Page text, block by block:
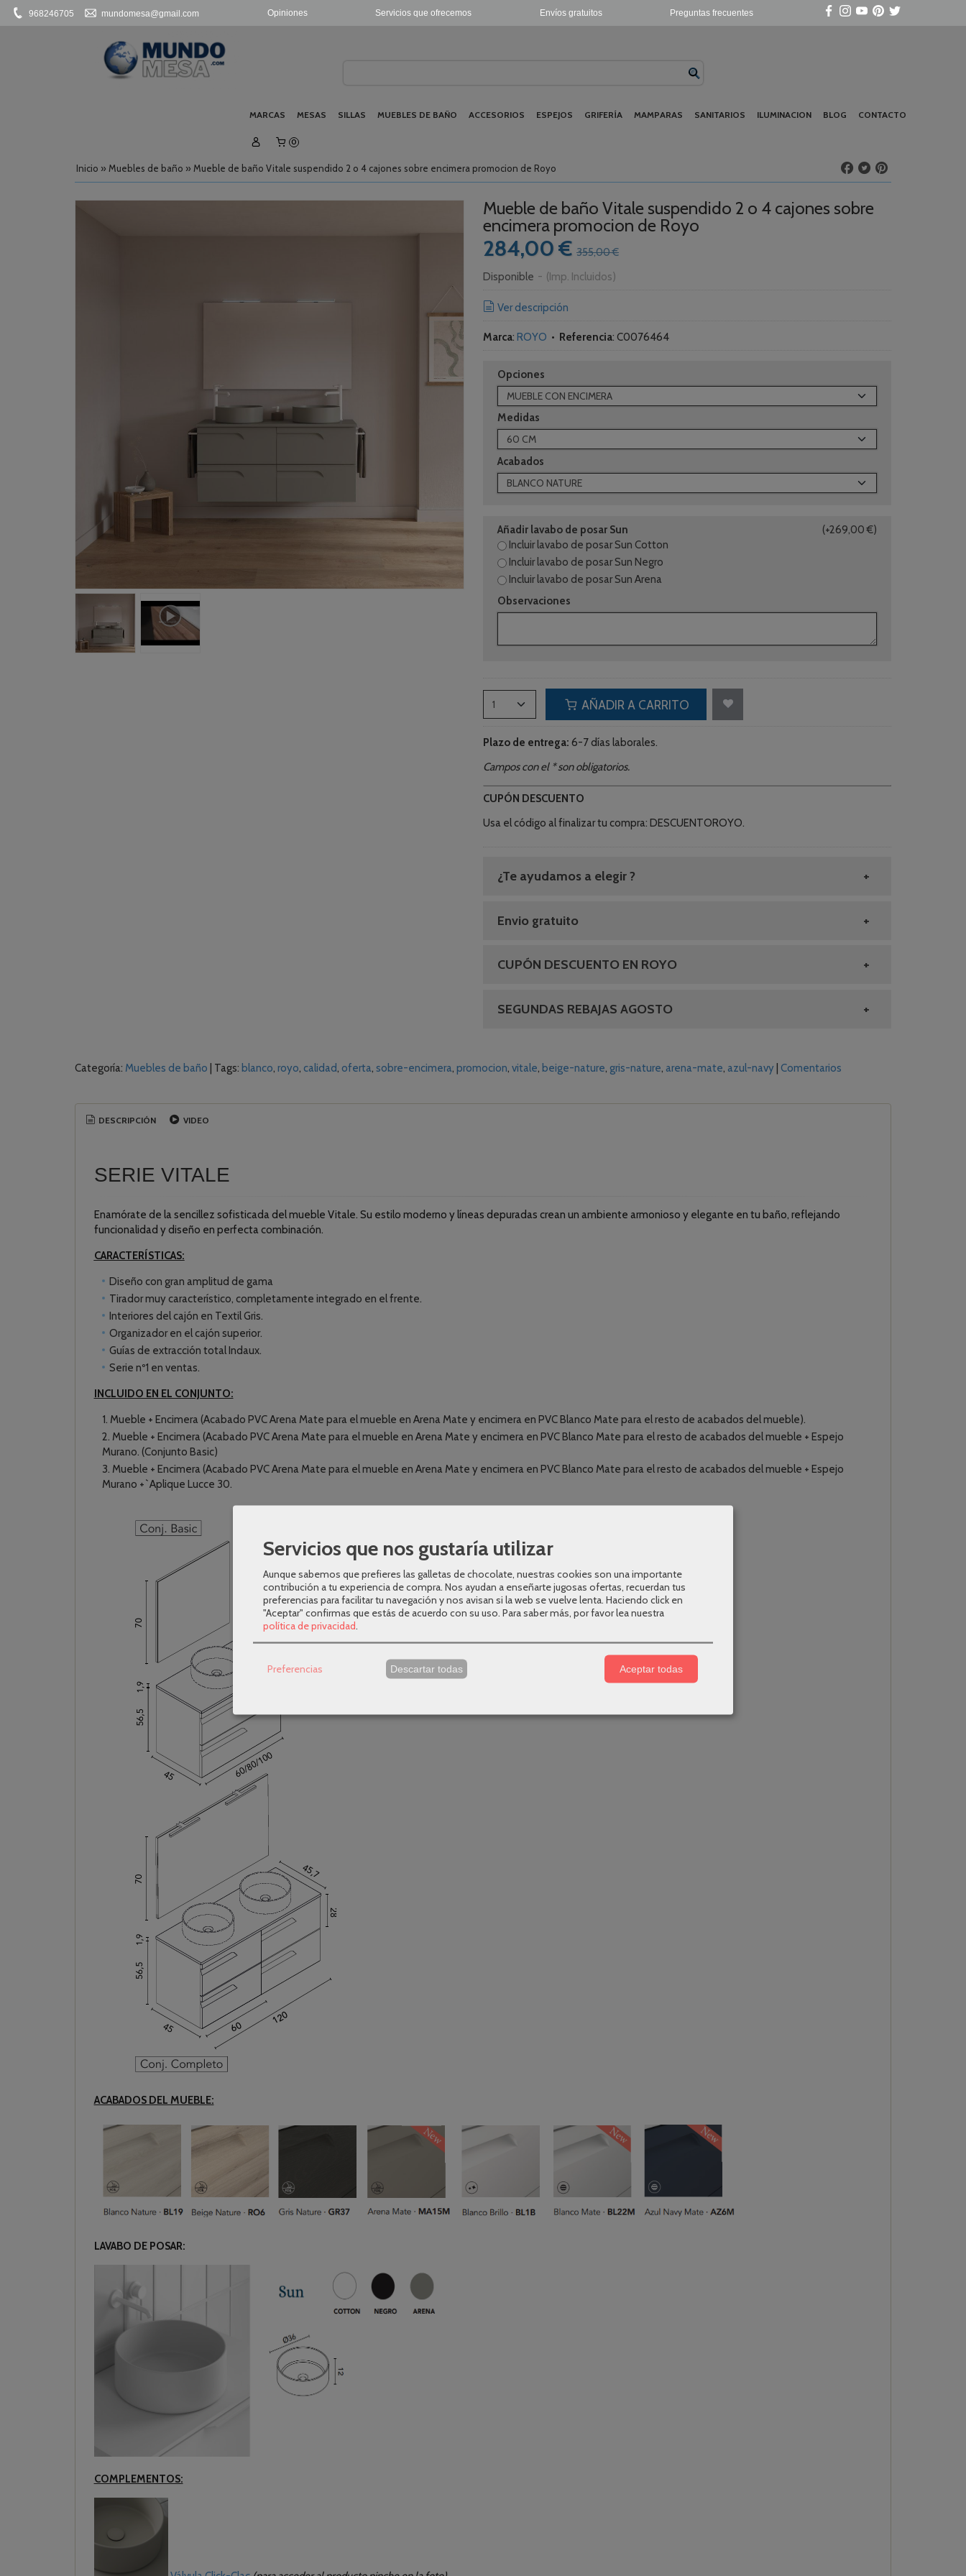
Preguntas frecuentes
Envíos gratuitos
Servicios que ofrecemos
Opiniones
968246705 mundomesa@gmail.com
MARCAS MESAS SILLAS MUEBLES DE BAÑO ACCESORIOS ESPEJOS GRIFERÍA MAMPARAS SANITARIOS ILUMINACION BLOG CONTACTO
0
Inicio » Muebles de baño » Mueble de baño Vitale suspendido 2 o 4 cajones sobre encimera promocion de Royo
Mueble de baño Vitale suspendido 2 o 4 cajones sobre
encimera promocion de Royo
284,00 € 355,00 €
Disponible - (Imp. Incluidos)
Ver descripción
Marca: ROYO • Referencia: C0076464
Opciones
Medidas
Acabados
Añadir lavabo de posar Sun
(+269,00 €)
Incluir lavabo de posar Sun Cotton
Incluir lavabo de posar Sun Negro
Incluir lavabo de posar Sun Arena
Observaciones
AÑADIR A CARRITO
Plazo de entrega: 6-7 días laborales.
Campos con el * son obligatorios.
CUPÓN DESCUENTO
Usa el código al finalizar tu compra: DESCUENTOROYO.
¿Te ayudamos a elegir ?
Envio gratuito
CUPÓN DESCUENTO EN ROYO
SEGUNDAS REBAJAS AGOSTO
Categoría: Muebles de baño Tags: blanco royo calidad oferta sobre-encimera promocion vitale beige-nature gris-nature arena-mate azul-navy Comentarios
DESCRIPCIÓN VIDEO
SERIE VITALE
Enamórate de la sencillez sofisticada del mueble Vitale. Su estilo moderno y líneas depuradas crean un ambiente armonioso y elegante en tu baño, reflejando
funcionalidad y diseño en perfecta combinación.
CARACTERÍSTICAS:
Diseño con gran amplitud de gama
Tirador muy característico, completamente integrado en el frente.
Interiores del cajón en Textil Gris.
Organizador en el cajón superior.
Guías de extracción total Indaux.
Serie nº1 en ventas.
INCLUIDO EN EL CONJUNTO:
Mueble + Encimera (Acabado PVC Arena Mate para el mueble en Arena Mate y encimera en PVC Blanco Mate para el resto de acabados del mueble).
Mueble + Encimera (Acabado PVC Arena Mate para el mueble en Arena Mate y encimera en PVC Blanco Mate para el resto de acabados del mueble + Espejo
Murano. (Conjunto Basic)
Mueble + Encimera (Acabado PVC Arena Mate para el mueble en Arena Mate y encimera en PVC Blanco Mate para el resto de acabados del mueble + Espejo
Murano +`Aplique Lucce 30.
ACABADOS DEL MUEBLE:
LAVABO DE POSAR:
COMPLEMENTOS:
Servicios que nos gustaría utilizar
Aunque sabemos que prefieres las galletas de chocolate, nuestras cookies son una importante
contribución a tu experiencia de compra. Nos ayudan a enseñarte jugosas ofertas, recuerdan tus
preferencias para facilitar tu navegación y nos avisan si la web se vuelve lenta. Haciendo click en
"Aceptar" confirmas que estás de acuerdo con su uso. Para saber más, por favor lea nuestra
política de privacidad
Preferencias Descartar todas Aceptar todas